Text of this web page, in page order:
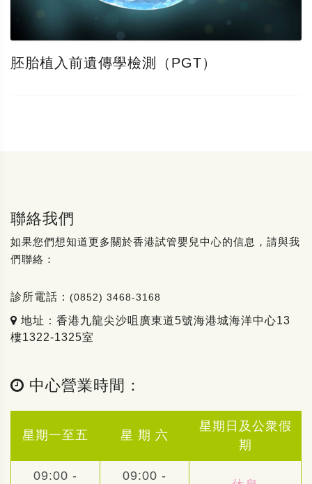
胚胎植入前遺傳學檢測（PGT）
聯絡我們
如果您們想知道更多關於香港試管嬰兒中心的信息，請與我
們聯絡：
診所電話： (0852) 3468-3168
地址：香港九龍尖沙咀廣東道5號海港城海洋中心13
樓1322-1325室
中心營業時間：
星期一至五 星 期 六
星期日及公衆假
期
09:00 - 09:00 -